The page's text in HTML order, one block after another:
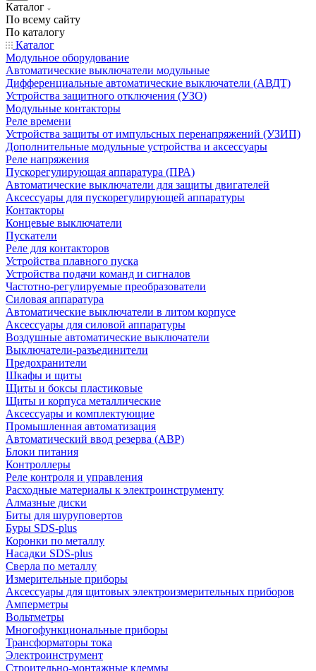
Каталог
По всему сайту
По каталогу
Каталог
Модульное оборудование
Автоматические выключатели модульные
Дифференциальные автоматические выключатели (АВДТ)
Устройства защитного отключения (УЗО)
Модульные контакторы
Реле времени
Устройства защиты от импульсных перенапряжений (УЗИП)
Дополнительные модульные устройства и аксессуары
Реле напряжения
Пускорегулирующая аппаратура (ПРА)
Автоматические выключатели для защиты двигателей
Аксессуары для пускорегулирующей аппаратуры
Контакторы
Концевые выключатели
Пускатели
Реле для контакторов
Устройства плавного пуска
Устройства подачи команд и сигналов
Частотно-регулируемые преобразователи
Силовая аппаратура
Автоматические выключатели в литом корпусе
Аксессуары для силовой аппаратуры
Воздушные автоматические выключатели
Выключатели-разъединители
Предохранители
Шкафы и щиты
Щиты и боксы пластиковые
Щиты и корпуса металлические
Аксессуары и комплектующие
Промышленная автоматизация
Автоматический ввод резерва (АВР)
Блоки питания
Контроллеры
Реле контроля и управления
Расходные материалы к электроинструменту
Алмазные диски
Биты для шуруповертов
Буры SDS-plus
Коронки по металлу
Насадки SDS-plus
Сверла по металлу
Измерительные приборы
Аксессуары для щитовых электроизмерительных приборов
Амперметры
Вольтметры
Многофункциональные приборы
Трансформаторы тока
Электроинструмент
Строительно-монтажные клеммы